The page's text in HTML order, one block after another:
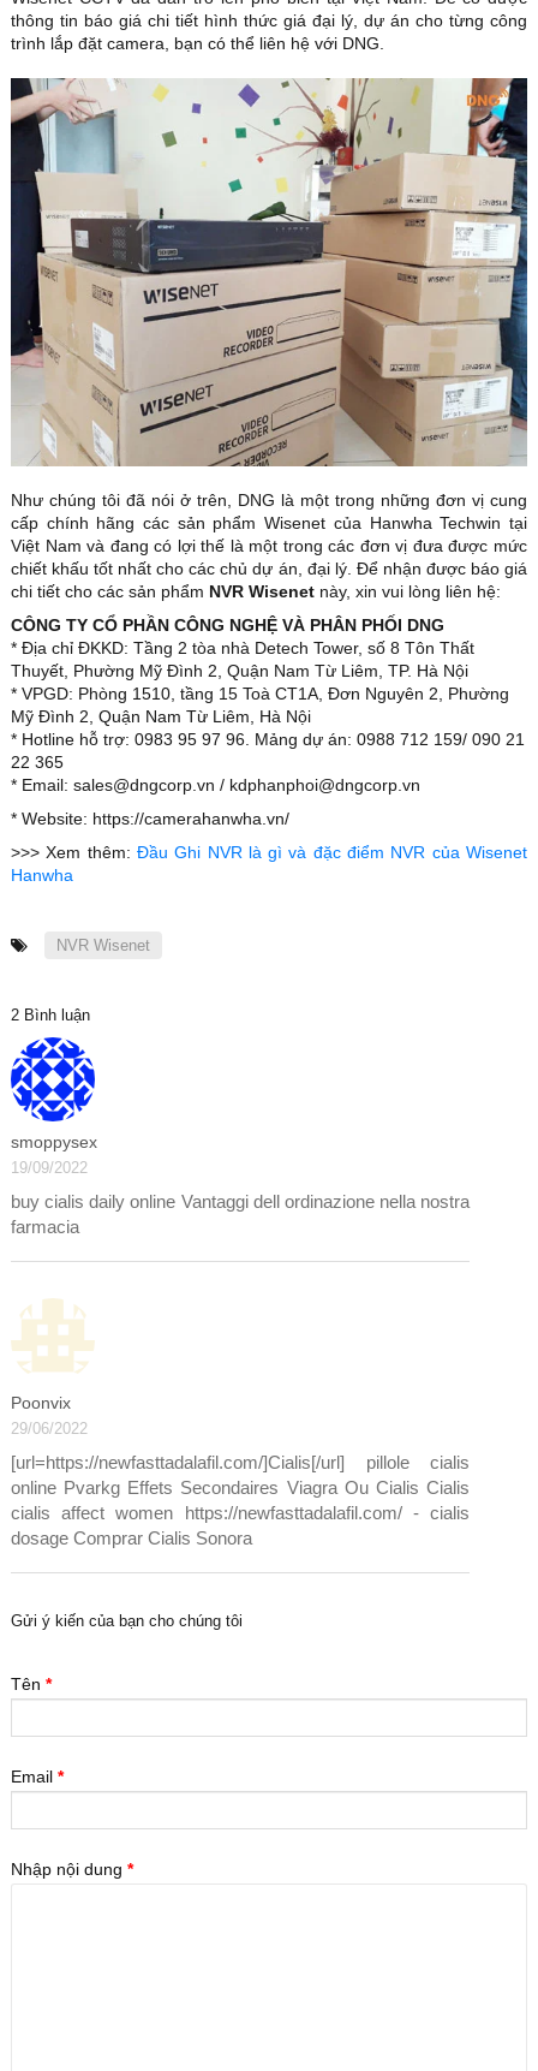
thông tin báo giá chi tiết hình thức giá đại lý, dự án cho từng công
trình lắp đặt camera, bạn có thể liên hệ với DNG.
Như chúng tôi đã nói ở trên, DNG là một trong những đơn vị cung
cấp chính hãng các sản phẩm Wisenet của Hanwha Techwin tại
Việt Nam và đang có lợi thế là một trong các đơn vị đưa được mức
chiết khấu tốt nhất cho các chủ dự án, đại lý. Để nhận được báo giá
chi tiết cho các sản phẩm NVR Wisenet này, xin vui lòng liên hệ:
CÔNG TY CỔ PHẦN CÔNG NGHỆ VÀ PHÂN PHỐI DNG
* Địa chỉ ĐKKD: Tầng 2 tòa nhà Detech Tower, số 8 Tôn Thất
Thuyết, Phường Mỹ Đình 2, Quận Nam Từ Liêm, TP. Hà Nội
* VPGD: Phòng 1510, tầng 15 Toà CT1A, Đơn Nguyên 2, Phường
Mỹ Đình 2, Quận Nam Từ Liêm, Hà Nội
* Hotline hỗ trợ: 0983 95 97 96. Mảng dự án: 0988 712 159/ 090 21
22 365
* Email: sales@dngcorp.vn / kdphanphoi@dngcorp.vn
* Website: https://camerahanwha.vn/
>>> Xem thêm: Đầu Ghi NVR là gì và đặc điểm NVR của Wisenet
Hanwha
NVR Wisenet
2 Bình luận
smoppysex
19/09/2022
buy cialis daily online Vantaggi dell ordinazione nella nostra
farmacia
Poonvix
29/06/2022
[url=https://newfasttadalafil.com/]Cialis[/url] pillole cialis
online Pvarkg Effets Secondaires Viagra Ou Cialis Cialis
cialis affect women https://newfasttadalafil.com/ - cialis
dosage Comprar Cialis Sonora
Gửi ý kiến của bạn cho chúng tôi
Tên *
Email *
Nhập nội dung *